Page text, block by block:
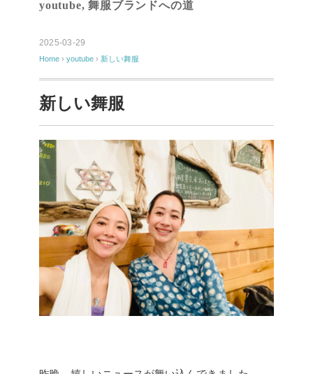
youtube,舞服ブランドへの道
2025-03-29
Home › youtube › 新しい舞服
新しい舞服